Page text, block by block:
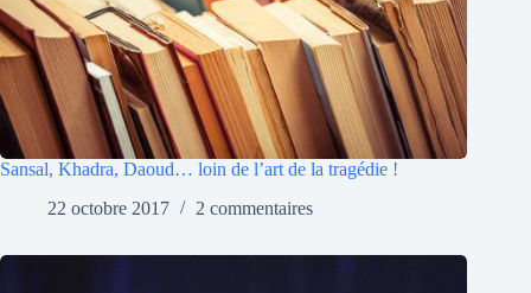
Sansal, Khadra, Daoud… loin de l’art de la tragédie !
22 octobre 2017
2 commentaires